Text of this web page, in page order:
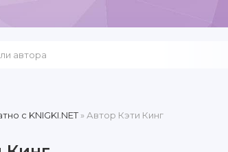
c KNIGKI.NET» Автор Кэти Кинг